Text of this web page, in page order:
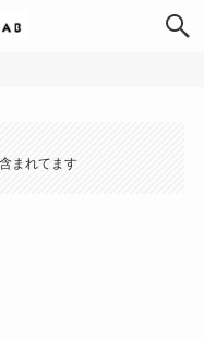
まれてます